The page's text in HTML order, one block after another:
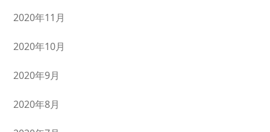
2020年11月
2020年10月
2020年9月
2020年8月